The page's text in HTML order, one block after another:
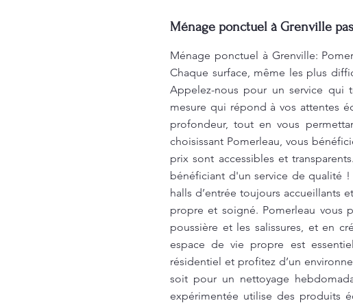
Ménage ponctuel à Grenville
Ménage ponctuel à Grenville:
Chaque surface, même les plus
Appelez-nous pour un service qui
mesure qui répond à vos attentes
profondeur, tout en vous
choisissant Pomerleau, vous
prix sont accessibles et
bénéficiant d'un service de qualité
halls d’entrée toujours accueillants
propre et soigné. Pomerleau vous
poussière et les salissures, et en
espace de vie propre est
résidentiel et profitez d’un
soit pour un nettoyage
expérimentée utilise des produits